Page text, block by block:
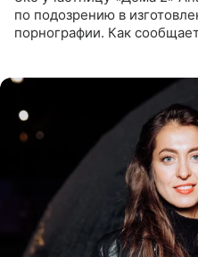
по подозрению в
порнографии. Как